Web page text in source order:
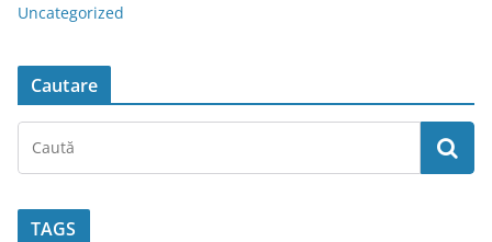
Uncategorized
Cautare
TAGS